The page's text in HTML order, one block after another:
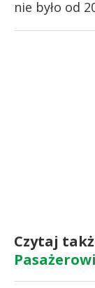
nie było od
Czytaj